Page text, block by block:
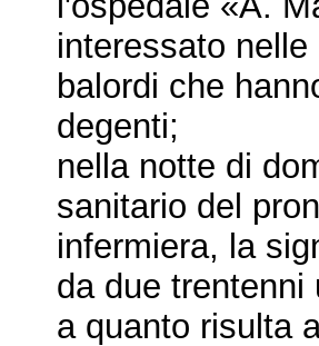
interessato
balordi che
degenti;
nella notte di
sanitario del
infermiera, la
da due trentenni
a quanto risulta